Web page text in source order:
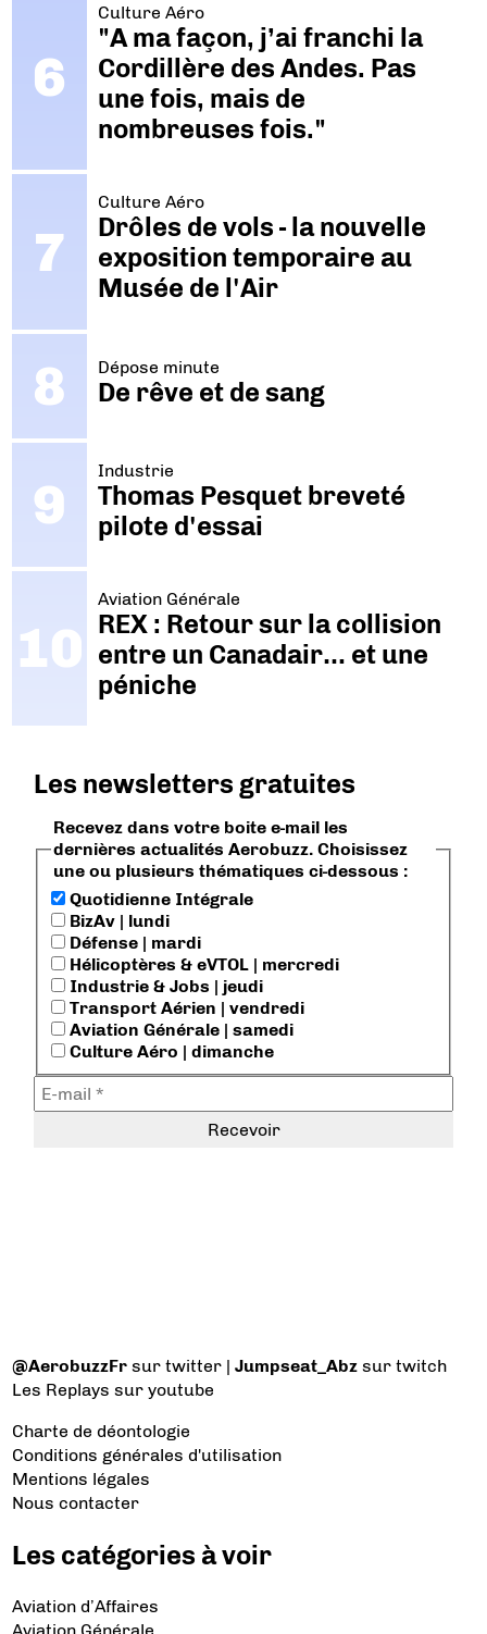
Culture Aéro
"A ma façon, j’ai franchi la
Cordillère des Andes. Pas
une fois, mais de
nombreuses fois."
Culture Aéro
Drôles de vols - la nouvelle
exposition temporaire au
Musée de l'Air
Dépose minute
De rêve et de sang
Industrie
Thomas Pesquet breveté
pilote d'essai
Aviation Générale
REX : Retour sur la collision
entre un Canadair… et une
péniche
Les newsletters gratuites
Recevez dans votre boite e-mail les
dernières actualités Aerobuzz. Choisissez
une ou plusieurs thématiques ci-dessous :
Quotidienne Intégrale
BizAv | lundi
Défense | mardi
Hélicoptères & eVTOL | mercredi
Industrie & Jobs | jeudi
Transport Aérien | vendredi
Aviation Générale | samedi
Culture Aéro | dimanche
@AerobuzzFr sur twitter |Jumpseat_Abz sur twitch
Les Replays sur youtube
Charte de déontologie
Conditions générales d'utilisation
Mentions légales
Nous contacter
Les catégories à voir
Aviation d’Affaires